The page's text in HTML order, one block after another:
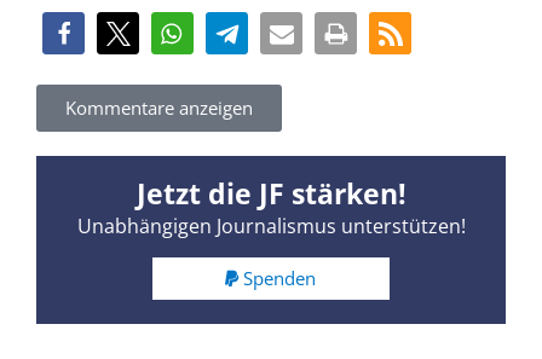
Kommentare anzeigen
Jetzt die JF stärken!
Unabhängigen Journalismus unterstützen!
Spenden